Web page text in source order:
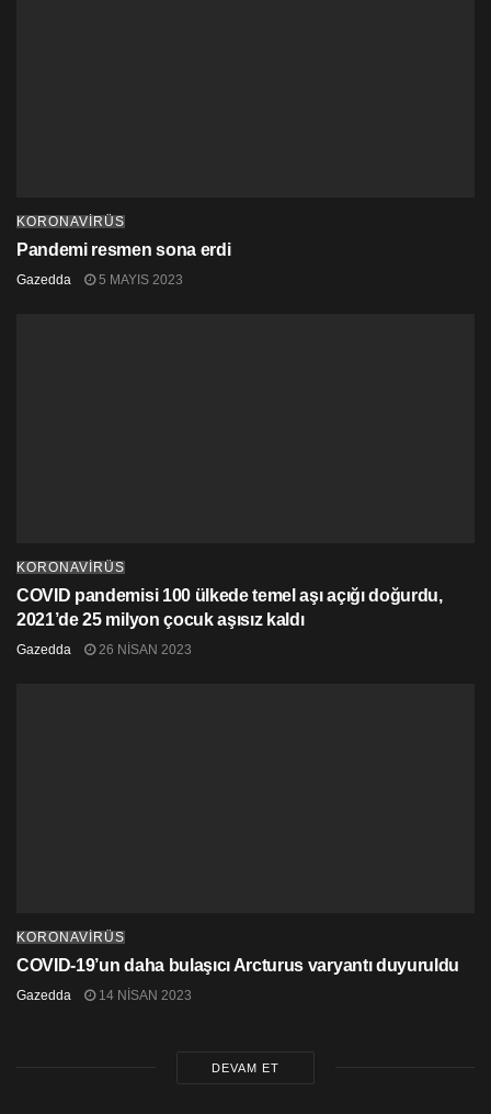
KORONAVİRÜS
Pandemi resmen sona erdi
Gazedda 5 MAYIS 2023
KORONAVİRÜS
COVID pandemisi 100 ülkede temel aşı açığı doğurdu,
2021’de 25 milyon çocuk aşısız kaldı
Gazedda 26 NISAN 2023
KORONAVİRÜS
COVID-19’un daha bulaşıcı Arcturus varyantı duyuruldu
Gazedda 14 NISAN 2023
DEVAM ET